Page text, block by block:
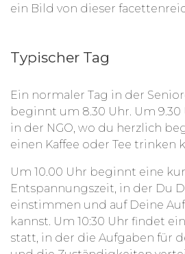
ein Bild von dieser
Typischer Tag
Ein normaler Tag in der
beginnt um 8.30 Uhr. Um
in der NGO, wo du herzlich
einen Kaffee oder Tee trinken
Um 10.00 Uhr beginnt eine
Entspannungszeit, in der Du
einstimmen und auf Deine
kannst. Um 10:30 Uhr findet
statt, in der die Aufgaben für